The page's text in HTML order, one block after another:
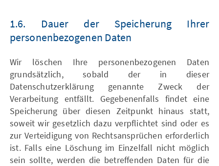
1.6. Dauer der Speicherung Ihrer
personenbezogenen Daten
Wir löschen Ihre personenbezogenen Daten
grundsätzlich, sobald der in dieser
Datenschutzerklärung genannte Zweck der
Verarbeitung entfällt. Gegebenenfalls findet eine
Speicherung über diesen Zeitpunkt hinaus statt,
soweit wir gesetzlich dazu verpflichtet sind oder es
zur Verteidigung von Rechtsansprüchen erforderlich
ist. Falls eine Löschung im Einzelfall nicht möglich
sein sollte, werden die betreffenden Daten für die